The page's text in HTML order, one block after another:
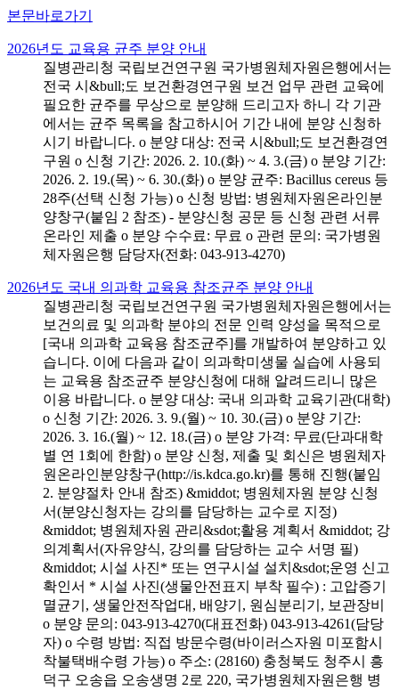
본문바로가기
2026년도 교육용 균주 분양 안내
질병관리청 국립보건연구원 국가병원체자원은행에서는
전국 시&bull;도 보건환경연구원 보건 업무 관련 교육에
필요한 균주를 무상으로 분양해 드리고자 하니 각 기관
에서는 균주 목록을 참고하시어 기간 내에 분양 신청하
시기 바랍니다. o 분양 대상: 전국 시&bull;도 보건환경연
구원 o 신청 기간: 2026. 2. 10.(화) ~ 4. 3.(금) o 분양 기간:
2026. 2. 19.(목) ~ 6. 30.(화) o 분양 균주: Bacillus cereus 등
28주(선택 신청 가능) o 신청 방법: 병원체자원온라인분
양창구(붙임 2 참조) - 분양신청 공문 등 신청 관련 서류
온라인 제출 o 분양 수수료: 무료 o 관련 문의: 국가병원
체자원은행 담당자(전화: 043-913-4270)
2026년도 국내 의과학 교육용 참조균주 분양 안내
질병관리청 국립보건연구원 국가병원체자원은행에서는
보건의료 및 의과학 분야의 전문 인력 양성을 목적으로
[국내 의과학 교육용 참조균주]를 개발하여 분양하고 있
습니다. 이에 다음과 같이 의과학미생물 실습에 사용되
는 교육용 참조균주 분양신청에 대해 알려드리니 많은
이용 바랍니다. o 분양 대상: 국내 의과학 교육기관(대학)
o 신청 기간: 2026. 3. 9.(월) ~ 10. 30.(금) o 분양 기간:
2026. 3. 16.(월) ~ 12. 18.(금) o 분양 가격: 무료(단과대학
별 연 1회에 한함) o 분양 신청, 제출 및 회신은 병원체자
원온라인분양창구(http://is.kdca.go.kr)를 통해 진행(붙임
2. 분양절차 안내 참조) &middot; 병원체자원 분양 신청
서(분양신청자는 강의를 담당하는 교수로 지정)
&middot; 병원체자원 관리&sdot;활용 계획서 &middot; 강
의계획서(자유양식, 강의를 담당하는 교수 서명 필)
&middot; 시설 사진* 또는 연구시설 설치&sdot;운영 신고
확인서 * 시설 사진(생물안전표지 부착 필수) : 고압증기
멸균기, 생물안전작업대, 배양기, 원심분리기, 보관장비
o 분양 문의: 043-913-4270(대표전화) 043-913-4261(담당
자) o 수령 방법: 직접 방문수령(바이러스자원 미포함시
착불택배수령 가능) o 주소: (28160) 충청북도 청주시 흥
덕구 오송읍 오송생명 2로 220, 국가병원체자원은행 병